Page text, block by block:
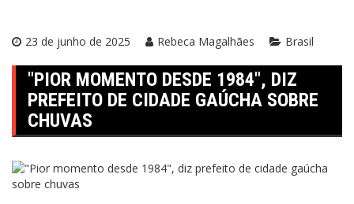
23 de junho de 2025 Rebeca Magalhães Brasil
"PIOR MOMENTO DESDE 1984", DIZ
PREFEITO DE CIDADE GAÚCHA SOBRE
CHUVAS